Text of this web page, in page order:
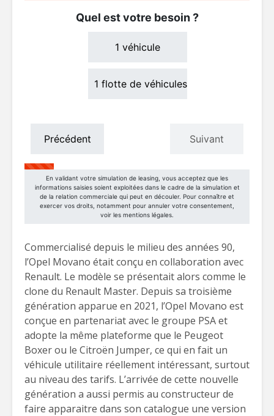
Commercialisé depuis le milieu des années 90,
l’Opel Movano était conçu en collaboration avec
Renault. Le modèle se présentait alors comme le
clone du Renault Master. Depuis sa troisième
génération apparue en 2021, l’Opel Movano est
conçue en partenariat avec le groupe PSA et
adopte la même plateforme que le Peugeot
Boxer ou le Citroën Jumper, ce qui en fait un
véhicule utilitaire réellement intéressant, surtout
au niveau des tarifs. L’arrivée de cette nouvelle
génération a aussi permis au constructeur de
faire apparaitre dans son catalogue une version